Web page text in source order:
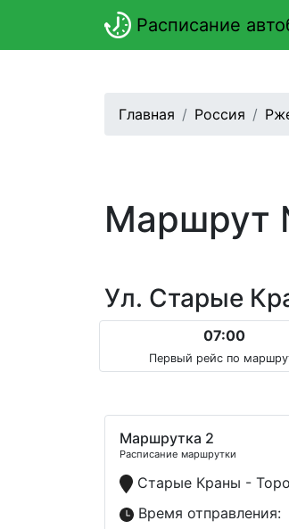
Расписание
Главная Россия
Маршрут
Ул. Старые
07:00
Первый рейс по
Маршрутка 2
Расписание маршрутки
Старые Краны -
Время отправления: